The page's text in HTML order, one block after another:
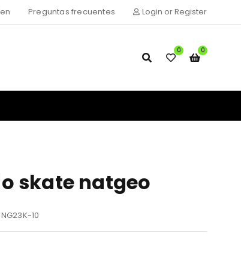
Preguntas frecuentes Login or Register
0 0
skate natgeo
NG23K-10